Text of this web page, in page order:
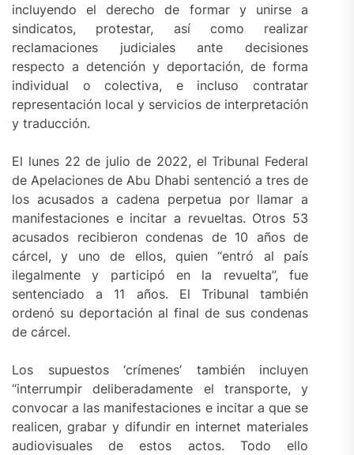
incluyendo el derecho de formar y unirse a
sindicatos, protestar, así como realizar
reclamaciones judiciales ante decisiones
respecto a detención y deportación, de forma
individual o colectiva, e incluso contratar
representación local y servicios de interpretación
y traducción.
El lunes 22 de julio de 2022, el Tribunal Federal
de Apelaciones de Abu Dhabi sentenció a tres de
los acusados a cadena perpetua por llamar a
manifestaciones e incitar a revueltas. Otros 53
acusados recibieron condenas de 10 años de
cárcel, y uno de ellos, quien “entró al país
ilegalmente y participó en la revuelta”, fue
sentenciado a 11 años. El Tribunal también
ordenó su deportación al final de sus condenas
de cárcel.
Los supuestos ‘crímenes’ también incluyen
“interrumpir deliberadamente el transporte, y
convocar a las manifestaciones e incitar a que se
realicen, grabar y difundir en internet materiales
audiovisuales de estos actos. Todo ello